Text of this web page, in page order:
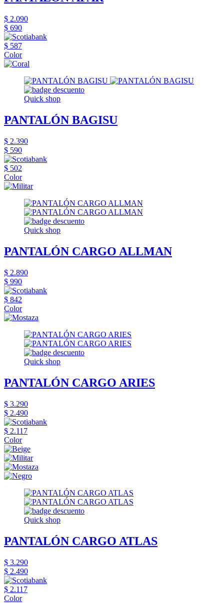
$ 2.090
$ 690
$ 587
Color
Quick shop
PANTALÓN BAGISU
$ 2.390
$ 590
$ 502
Color
Quick shop
PANTALÓN CARGO ALLMAN
$ 2.890
$ 990
$ 842
Color
Quick shop
PANTALÓN CARGO ARIES
$ 3.290
$ 2.490
$ 2.117
Color
Quick shop
PANTALÓN CARGO ATLAS
$ 3.290
$ 2.490
$ 2.117
Color